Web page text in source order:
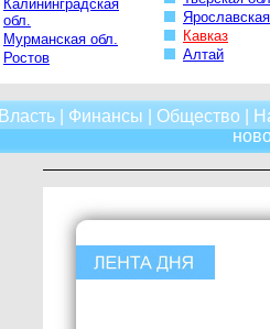
Калининградская
обл.
Мурманская обл.
Ростов
Кавказ
Алтай
Власть| Финансы Общество